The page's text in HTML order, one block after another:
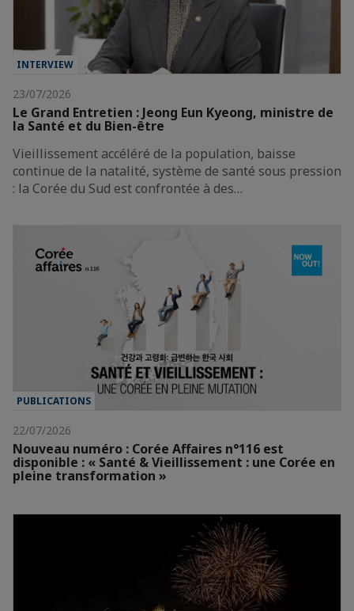
INTERVIEW
23/07/2026
Le Grand Entretien : Jeong Eun Kyeong, ministre de
la Santé et du Bien-être
Vieillissement accéléré de la population, baisse
continue de la natalité, système de santé sous pression
: la Corée du Sud est confrontée à des…
PUBLICATIONS
22/07/2026
Nouveau numéro : Corée Affaires n°116 est
disponible : « Santé & Vieillissement : une Corée en
pleine transformation »